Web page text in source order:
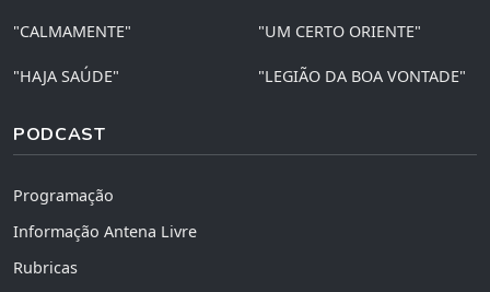
"CALMAMENTE" "UM CERTO ORIENTE"
"HAJA SAÚDE" "LEGIÃO DA BOA VONTADE"
PODCAST
Programação
Informação Antena Livre
Rubricas